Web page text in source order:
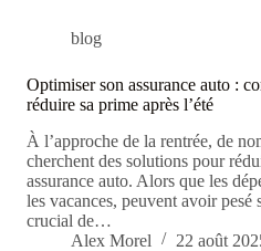
blog
Optimiser son assurance auto :
réduire sa prime après l’été
À l’approche de la rentrée, de
cherchent des solutions pour
assurance auto. Alors que les
les vacances, peuvent avoir
crucial de…
Alex Morel
22 août